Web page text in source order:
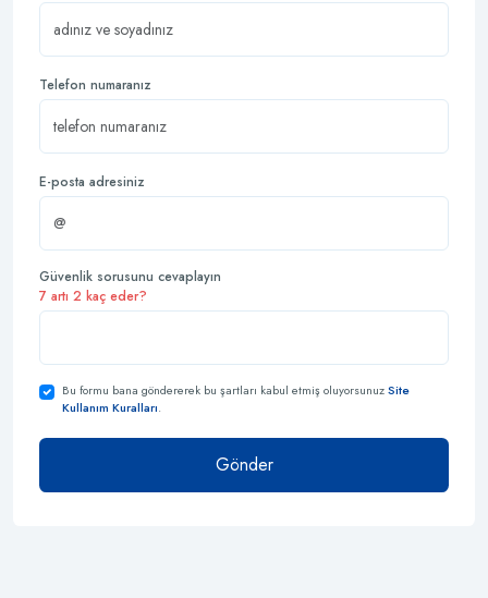
Telefon numaranız
E-posta adresiniz
Güvenlik sorusunu cevaplayın
7 artı 2 kaç eder?
Bu formu bana göndererek bu şartları kabul etmiş oluyorsunuzSite
Kullanım Kuralları.
Gönder